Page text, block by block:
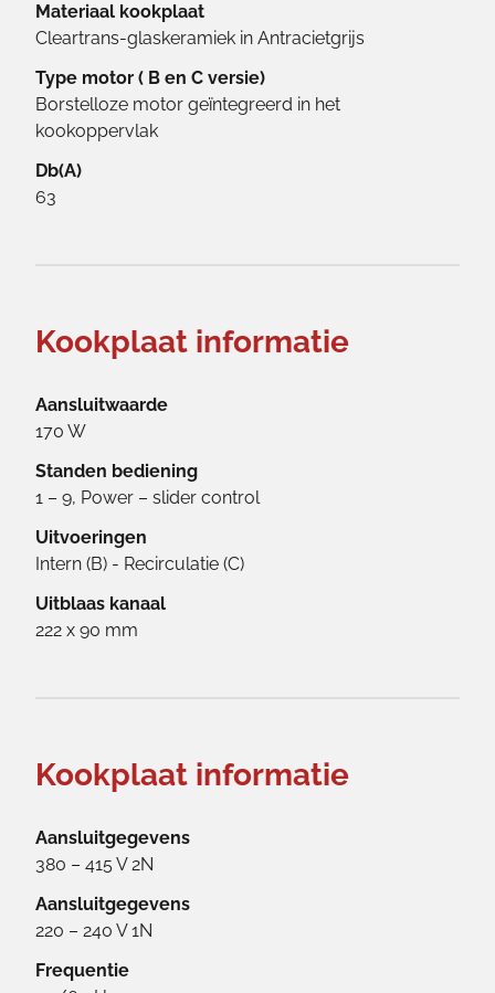
Materiaal kookplaat
Cleartrans-glaskeramiek in Antracietgrijs
Type motor ( B en C versie)
Borstelloze motor geïntegreerd in het
kookoppervlak
Db(A)
63
Kookplaat informatie
Aansluitwaarde
170 W
Standen bediening
1 – 9, Power – slider control
Uitvoeringen
Intern (B) - Recirculatie (C)
Uitblaas kanaal
222 x 90 mm
Kookplaat informatie
Aansluitgegevens
380 – 415 V 2N
Aansluitgegevens
220 – 240 V 1N
Frequentie